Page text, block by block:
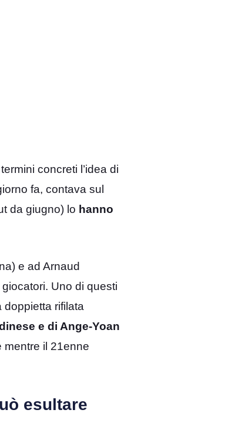
concreti l’idea di
fa, contava sul
da giugno) lo hanno
e ad Arnaud
Uno di questi
rifilata
e di Ange-Yoan
mentre il 21enne
esultare